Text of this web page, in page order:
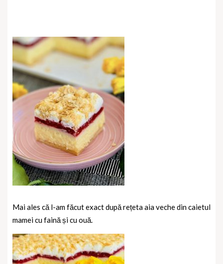
Mai ales că l-am făcut exact după rețeta aia veche din caietul
mamei cu faină și cu ouă.